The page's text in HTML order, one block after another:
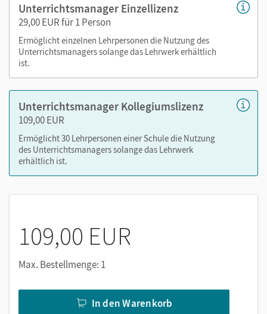
Nutzen Sie den Unterrichtsmanager auf lernen.cornelsen.de
oder über die Cornelsen Lernen App.
Unterrichtsmanager Einzellizenz
29,00 EUR für 1 Person
Ermöglicht einzelnen Lehrpersonen die Nutzung des
Unterrichtsmanagers solange das Lehrwerk erhältlich
ist.
Unterrichtsmanager Kollegiumslizenz
109,00 EUR
Ermöglicht 30 Lehrpersonen einer Schule die Nutzung
des Unterrichtsmanagers solange das Lehrwerk
erhältlich ist.
109,00 EUR
Max. Bestellmenge: 1
In den Warenkorb